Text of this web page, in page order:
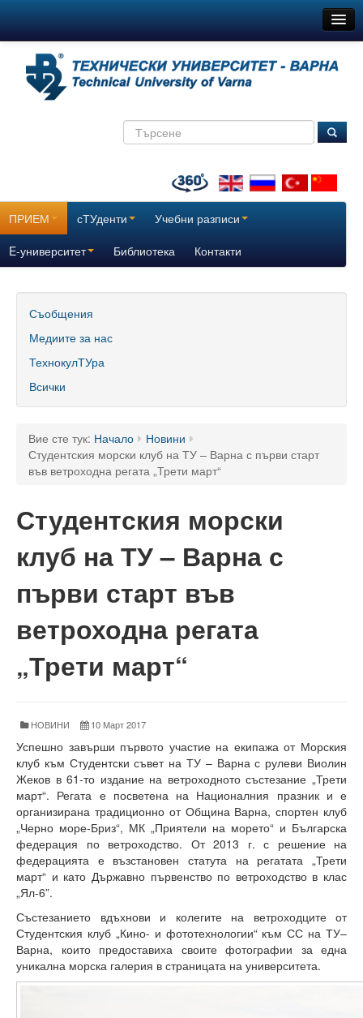
Новини
За нас
Поздравителни адреси
Отчетни доклади за дейността на ТУ – Варна
60 години ТУ - Варна
Програма 60 г.
Успели в науката и бизнеса
60 години Морски специалности в ТУ
Тържество по случай празника на университета
Мандатна програма
Ректор
Ръководство
Структура
Факултети и Колежи
Факултети
Машинно-технологичен факултет
Корабостроителен факултет
Електротехнически факултет
Колежи
Добруджански технологичен колеж
Колеж в структурата на ТУ-Варна
ПРИЕМ сТУденти
Учебни разписи
E-университет
Библиотека Контакти
Съобщения
Медиите за нас
ТехнокулТУра
Всички
Вие сте тук: Начало
Новини
Студентския морски клуб на ТУ – Варна с първи старт
във ветроходна регата „Трети март“
Студентския морски
клуб на ТУ – Варна с
първи старт във
ветроходна регата
„Трети март“
НОВИНИ 10 Март 2017
Успешно завърши първото участие на екипажа от Морския
клуб към Студентски съвет на ТУ – Варна с рулеви Виолин
Жеков в 61-то издание на ветроходното състезание „Трети
март“. Регата е посветена на Националния празник и е
организирана традиционно от Община Варна, спортен клуб
„Черно море-Бриз“, МК „Приятели на морето“ и Българска
федерация по ветроходство. От 2013 г. с решение на
федерацията е възстановен статута на регатата „Трети
март“ и като Държавно първенство по ветроходство в клас
„Ял-6”.
Състезанието вдъхнови и колегите на ветроходците от
Студентския клуб „Кино- и фототехнологии“ към СС на ТУ–
Варна, които предоставиха своите фотографии за една
уникална морска галерия в страницата на университета.